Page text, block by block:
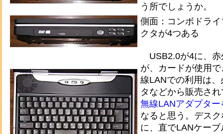
う所でしょうか。
側面：コンボドラ
クタが4つある
USB2.0が4に、赤
が、カードが使用
線LANでの利用は
タなどから販売さ
無線LANアダプタ
なると思う。デス
に、直でLANケー